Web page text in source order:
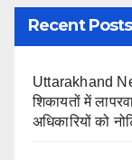
Recent Posts
Uttarakhand
शिकायतों में
अधिकारियों को